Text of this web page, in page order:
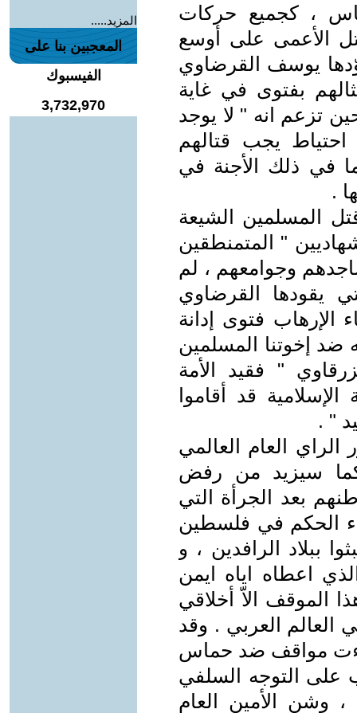
، كجميع حركات
الأعمى على أوسع
يوسف القرضاوي
بفتوى في غاية
تزعم انه " لا يوجد
يجب قتالهم
في ذلك الأجنة في
.
المسلمين الشيعة
" المتمنطقين
وجوامعهم ، لم
يقودها القرضاوي
الإرهاب فتوى إدانة
ضد إخوتنا المسلمين
" فقيد الأمة
قد أقاموا
" .
العام العالمي
كما سيزيد من رفض
بعد الجرأة التي
الحكم في فلسطين
ببلاد الرافدين ، و
اعطاه اياه ايمن
الموقف الاّ أخلاقي
العالم العربي . وقد
مواقف ضد حماس
على التوجه السلفي
وشن الأمين العام
المزيد.....
المعجبين بنا على
الفيسبوك
3,732,970